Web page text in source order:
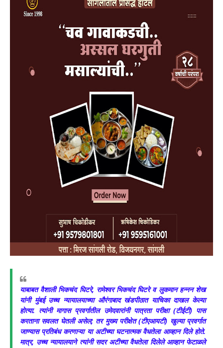
याबाबत वैशाली भिकचंद घिटरे, रामेश्वर भिकचंद घिटरे व लुकमान हन्नन शेख
यांनी मुंबई उच्च न्यायालयाच्या औरंगाबाद खंडपीठात याचिका दाखल केल्या
होत्या. त्यांनी मागास प्रवर्गातील उमेदवारांनी पात्रता परीक्षा (टीईटी) पास
करताना सवलत घेतली असेल; तर मुख्य परीक्षेत (टीएआयटी) खुल्या प्रवर्गात
जाण्यास प्रतिबंध करणाऱ्या या अटीच्या घटनात्मक वैधतेला आव्हान दिले होते.
मात्र, उच्च न्यायालयाने त्यांनी सदर अटीच्या वैधतेला दिलेले आव्हान फेटाळले